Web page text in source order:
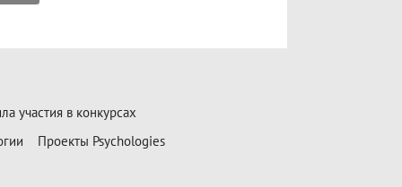
участия в конкурсах
Проекты Psychologies